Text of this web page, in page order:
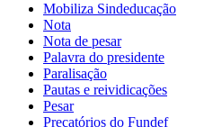
Mobiliza Sindeducação
Nota
Nota de pesar
Palavra do presidente
Paralisação
Pautas e reividicações
Pesar
Precatórios do Fundef